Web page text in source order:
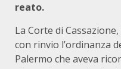
reato.
La Corte di
con rinvio l’ordinanza
Palermo che aveva